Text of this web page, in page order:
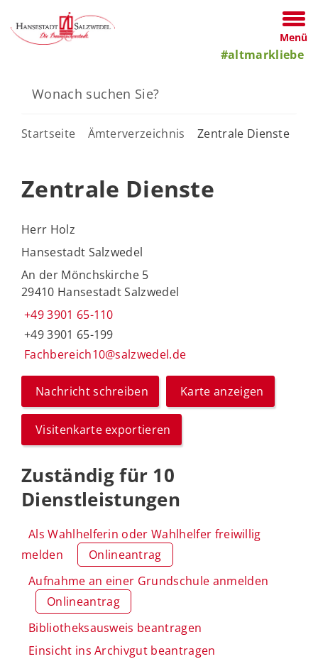
Menü
#altmarkliebe
Startseite Ämterverzeichnis Zentrale Dienste
Zentrale Dienste
Herr Holz
Hansestadt Salzwedel
An der Mönchskirche 5
29410 Hansestadt Salzwedel
+49 3901 65-110
+49 3901 65-199
Fachbereich10@salzwedel.de
Nachricht schreiben Karte anzeigen
Visitenkarte exportieren
Zuständig für 10
Dienstleistungen
Als Wahlhelferin oder Wahlhelfer freiwillig
melden
Onlineantrag
Aufnahme an einer Grundschule anmelden
Onlineantrag
Bibliotheksausweis beantragen
Einsicht ins Archivgut beantragen